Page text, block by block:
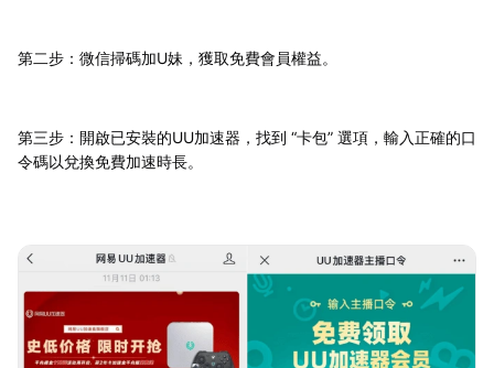
第二步：微信掃碼加U妹，獲取免費會員權益。
第三步：開啟已安裝的UU加速器，找到 “卡包” 選項，輸入正確的口
令碼以兌換免費加速時長。